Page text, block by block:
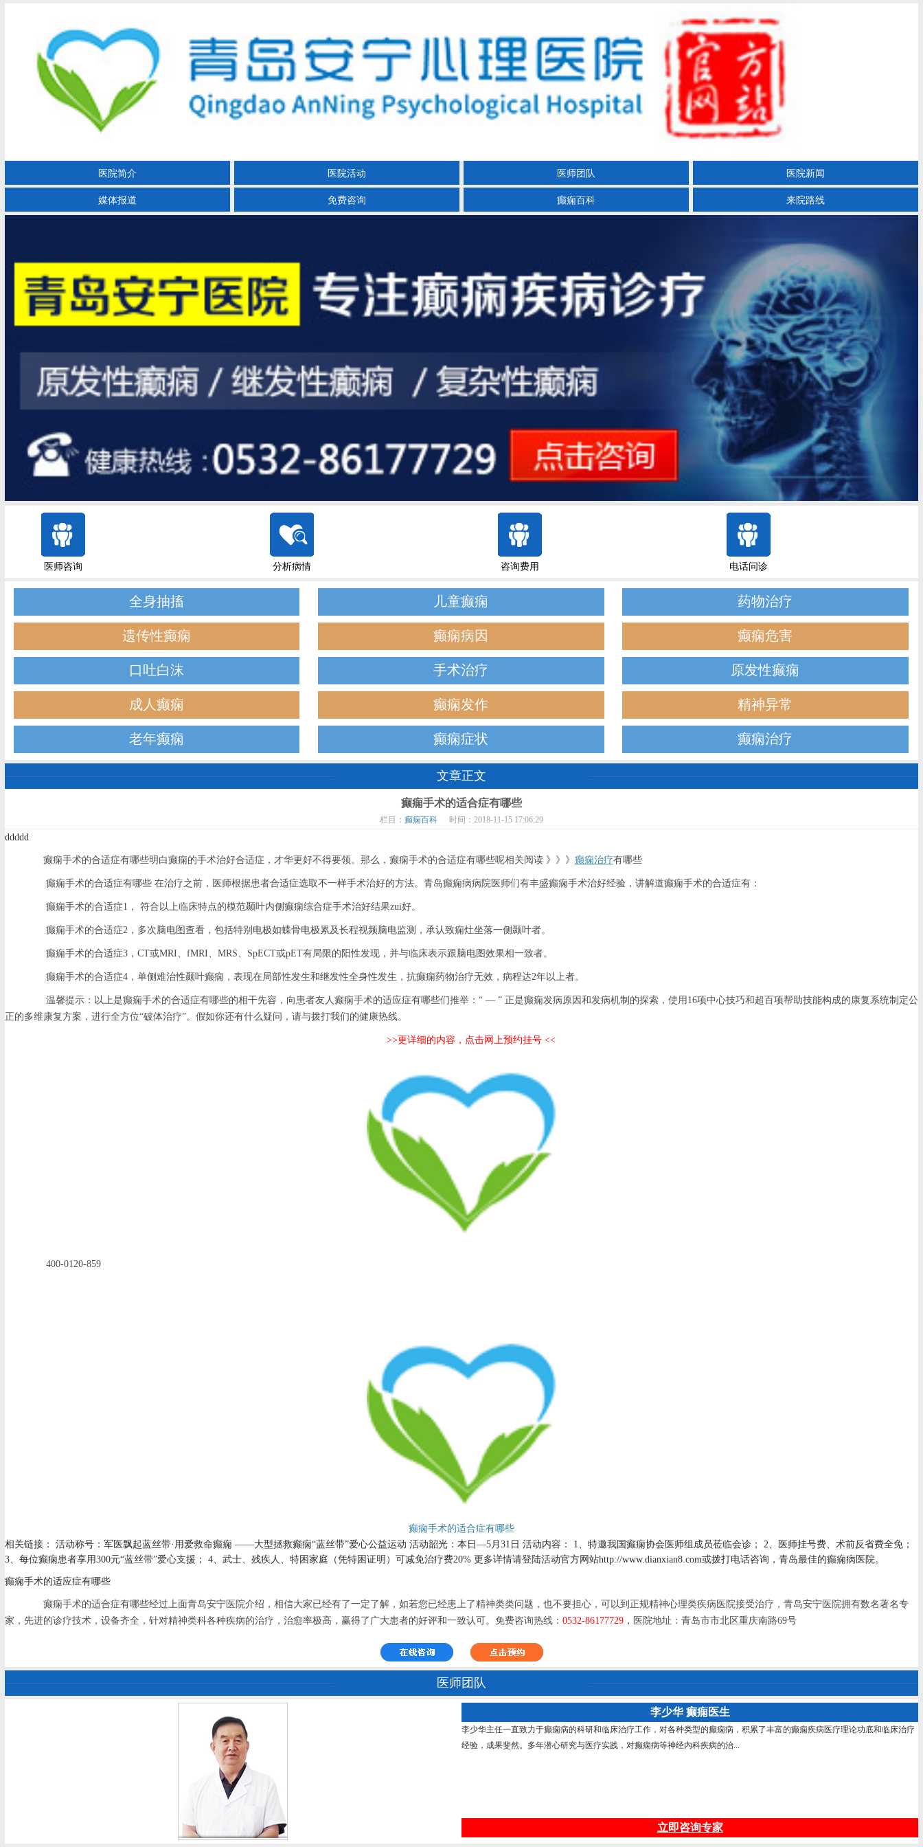
医院简介 医院活动 医师团队 医院新闻
媒体报道 免费咨询 癫痫百科 来院路线
医师咨询 分析病情 咨询费用 电话问诊
全身抽搐 儿童癫痫 药物治疗
遗传性癫痫 癫痫病因 癫痫危害
口吐白沫 手术治疗 原发性癫痫
成人癫痫 癫痫发作 精神异常
老年癫痫 癫痫症状 癫痫治疗
文章正文
癫痫手术的适合症有哪些
栏目： 癫痫百科 时间：2018-11-15 17:06:29
ddddd
癫痫手术的合适症有哪些明白癫痫的手术治好合适症，才华更好不得要领。那么，癫痫手术的合适症有哪些呢相关阅读 》》》 癫痫治疗有哪些
癫痫手术的合适症有哪些 在治疗之前，医师根据患者合适症选取不一样手术治好的方法。青岛癫痫病病院医师们有丰盛癫痫手术治好经验，讲解道癫痫手术的合适症有：
癫痫手术的合适症1， 符合以上临床特点的模范颞叶内侧癫痫综合症手术治好结果zui好。
癫痫手术的合适症2，多次脑电图查看，包括特别电极如蝶骨电极累及长程视频脑电监测，承认致痫灶坐落一侧颞叶者。
癫痫手术的合适症3，CT或MRI、fMRI、MRS、SpECT或pET有局限的阳性发现，并与临床表示跟脑电图效果相一致者。
癫痫手术的合适症4，单侧难治性颞叶癫痫，表现在局部性发生和继发性全身性发生，抗癫痫药物治疗无效，病程达2年以上者。
温馨提示：以上是癫痫手术的合适症有哪些的相干先容，向患者友人癫痫手术的适应症有哪些们推举：“ — ” 正是癫痫发病原因和发病机制的探索，使用16项中心技巧和超百项帮助技能构成的康复系统制定公
正的多维康复方案，进行全方位“破体治疗”。假如你还有什么疑问，请与拨打我们的健康热线。
>>更详细的内容，点击网上预约挂号 <<
400-0120-859
癫痫手术的适合症有哪些
相关链接： 活动称号：军医飘起蓝丝带·用爱救命癫痫 ——大型拯救癫痫“蓝丝带”爱心公益运动 活动韶光：本日—5月31日 活动内容： 1、特邀我国癫痫协会医师组成员莅临会诊； 2、医师挂号费、术前反省费全免；
3、每位癫痫患者享用300元“蓝丝带”爱心支援； 4、武士、残疾人、特困家庭（凭特困证明）可减免治疗费20% 更多详情请登陆活动官方网站http://www.dianxian8.com或拨打电话咨询，青岛最佳的癫痫病医院。
癫痫手术的适应症有哪些
癫痫手术的适合症有哪些经过上面青岛安宁医院介绍，相信大家已经有了一定了解，如若您已经患上了精神类类问题，也不要担心，可以到正规精神心理类疾病医院接受治疗，青岛安宁医院拥有数名著名专
家，先进的诊疗技术，设备齐全，针对精神类科各种疾病的治疗，治愈率极高，赢得了广大患者的好评和一致认可。免费咨询热线： 0532-86177729，医院地址：青岛市市北区重庆南路69号
医师团队
李少华 癫痫医生
李少华主任一直致力于癫痫病的科研和临床治疗工作，对各种类型的癫痫病，积累了丰富的癫痫疾病医疗理论功底和临床治疗
经验，成果斐然。多年潜心研究与医疗实践，对癫痫病等神经内科疾病的治...
立即咨询专家